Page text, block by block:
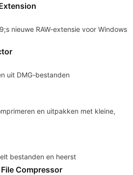
nieuwe RAW-extensie voor Windows
uit DMG-bestanden
en uitpakken met kleine,
bestanden en heerst
Compressor